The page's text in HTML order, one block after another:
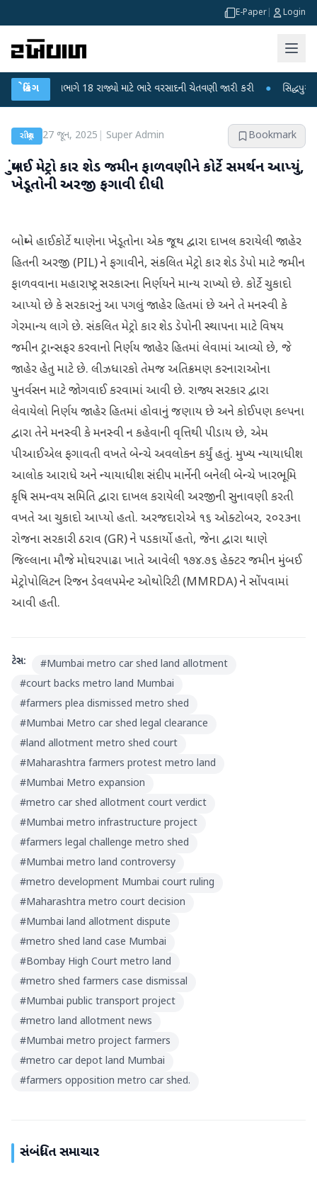
E-Paper Login
બ્રેકિંગ
વિભાગે 18 રાજ્યો માટે ભારે વરસાદની ચેતવણી જારી કરી ● સિદ્ધપુરથી બોમ્બ
રાષ્ટ્રીય 27 જૂન, 2025 Super Admin Bookmark
મુંબઈ મેટ્રો કાર શેડ જમીન ફાળવણીને કોર્ટે સમર્થન આપ્યું,
ખેડૂતોની અરજી ફગાવી દીધી
બોમ્બે હાઈકોર્ટે થાણેના ખેડૂતોના એક જૂથ દ્વારા દાખલ કરાયેલી જાહેર
હિતની અરજી (PIL) ને ફગાવીને, સંકલિત મેટ્રો કાર શેડ ડેપો માટે જમીન
ફાળવવાના મહારાષ્ટ્ર સરકારના નિર્ણયને માન્ય રાખ્યો છે. કોર્ટે ચુકાદો
આપ્યો છે કે સરકારનું આ પગલું જાહેર હિતમાં છે અને તે મનસ્વી કે
ગેરમાન્ય લાગે છે. સંકલિત મેટ્રો કાર શેડ ડેપોની સ્થાપના માટે વિષય
જમીન ટ્રાન્સફર કરવાનો નિર્ણય જાહેર હિતમાં લેવામાં આવ્યો છે, જે
જાહેર હેતુ માટે છે. લીઝધારકો તેમજ અતિક્રમણ કરનારાઓના
પુનર્વસન માટે જોગવાઈ કરવામાં આવી છે. રાજ્ય સરકાર દ્વારા
લેવાયેલો નિર્ણય જાહેર હિતમાં હોવાનું જણાય છે અને કોઈપણ કલ્પના
દ્વારા તેને મનસ્વી કે મનસ્વી ન કહેવાની વૃત્તિથી પીડાય છે, એમ
પીઆઈએલ ફગાવતી વખતે બેન્ચે અવલોકન કર્યું હતું. મુખ્ય ન્યાયાધીશ
આલોક આરાધે અને ન્યાયાધીશ સંદીપ માર્નેની બનેલી બેન્ચે ખારભૂમિ
કૃષિ સમન્વય સમિતિ દ્વારા દાખલ કરાયેલી અરજીની સુનાવણી કરતી
વખતે આ ચુકાદો આપ્યો હતો. અરજદારોએ ૧૬ ઓક્ટોબર, ૨૦૨૩ના
રોજના સરકારી ઠરાવ (GR) ને પડકાર્યો હતો, જેના દ્વારા થાણે
જિલ્લાના મૌજે મોઘરપાઢા ખાતે આવેલી ૧૭૪.૭૬ હેક્ટર જમીન મુંબઈ
મેટ્રોપોલિટન રિજન ડેવલપમેન્ટ ઓથોરિટી (MMRDA) ને સોંપવામાં
આવી હતી.
ટેગ્સ: #Mumbai metro car shed land allotment
#court backs metro land Mumbai
#farmers plea dismissed metro shed
#Mumbai Metro car shed legal clearance
#land allotment metro shed court
#Maharashtra farmers protest metro land
#Mumbai Metro expansion
#metro car shed allotment court verdict
#Mumbai metro infrastructure project
#farmers legal challenge metro shed
#Mumbai metro land controversy
#metro development Mumbai court ruling
#Maharashtra metro court decision
#Mumbai land allotment dispute
#metro shed land case Mumbai
#Bombay High Court metro land
#metro shed farmers case dismissal
#Mumbai public transport project
#metro land allotment news
#Mumbai metro project farmers
#metro car depot land Mumbai
#farmers opposition metro car shed.
સંબંધિત સમાચાર